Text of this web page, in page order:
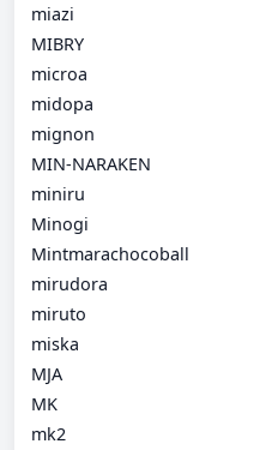
miazi
MIBRY
microa
midopa
mignon
MIN-NARAKEN
miniru
Minogi
Mintmarachocoball
mirudora
miruto
miska
MJA
MK
mk2